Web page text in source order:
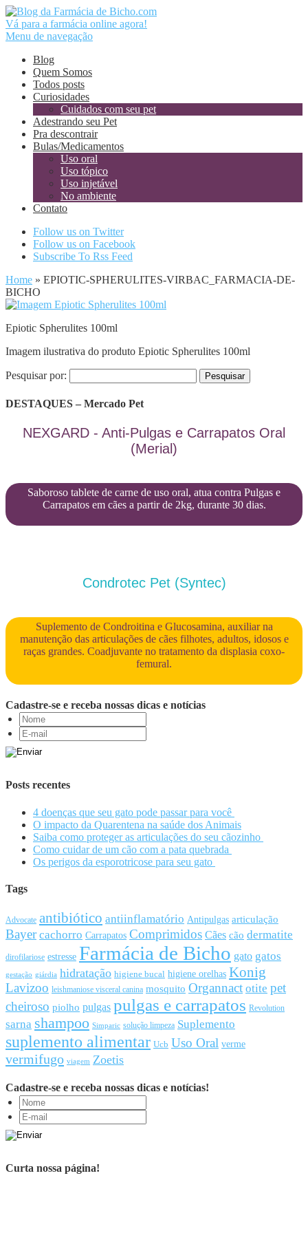
Vá para a farmácia online agora!
Menu de navegação
Blog
Quem Somos
Todos posts
Curiosidades
Cuidados com seu pet
Adestrando seu Pet
Pra descontrair
Bulas/Medicamentos
Uso oral
Uso tópico
Uso injetável
No ambiente
Contato
Follow us on Twitter
Follow us on Facebook
Subscribe To Rss Feed
Home » EPIOTIC-SPHERULITES-VIRBAC_FARMACIA-DE-
BICHO
Epiotic Spherulites 100ml
Imagem ilustrativa do produto Epiotic Spherulites 100ml
Pesquisar por:
DESTAQUES – Mercado Pet
NEXGARD - Anti-Pulgas e Carrapatos Oral
(Merial)
Saboroso tablete de carne de uso oral, atua contra Pulgas e
Carrapatos em cães a partir de 2kg, durante 30 dias.
Condrotec Pet (Syntec)
Suplemento de Condroitina e Glucosamina, auxiliar na
manutenção das articulações de cães filhotes, adultos, idosos e
raças grandes. Coadjuvante no tratamento da displasia coxo-
femural.
Cadastre-se e receba nossas dicas e notícias
Posts recentes
4 doenças que seu gato pode passar para você
O impacto da Quarentena na saúde dos Animais
Saiba como proteger as articulações do seu cãozinho
Como cuidar de um cão com a pata quebrada
Os perigos da esporotricose para seu gato
Tags
Advocate antibiótico antiinflamatório Antipulgas articulação
Bayer cachorro Carrapatos Comprimidos Cães cão dermatite
dirofilariose estresse Farmácia de Bicho gato gatos
gestação giárdia hidratação higiene bucal higiene orelhas Konig
Lavizoo leishmaniose visceral canina mosquito Organnact otite pet
cheiroso piolho pulgas pulgas e carrapatos Revolution
sarna shampoo Simparic solução limpeza Suplemento
suplemento alimentar Ucb Uso Oral verme
vermifugo viagem Zoetis
Cadastre-se e receba nossas dicas e notícias!
Curta nossa página!